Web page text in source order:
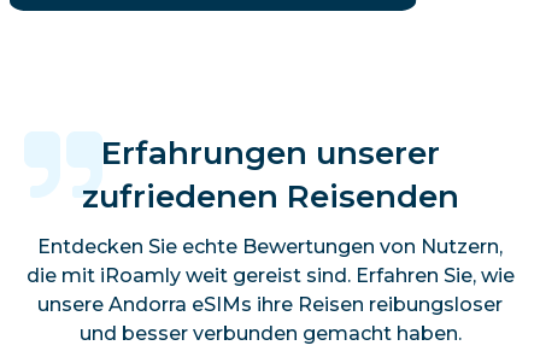
Erfahrungen unserer
zufriedenen Reisenden
Entdecken Sie echte Bewertungen von Nutzern,
die mit iRoamly weit gereist sind. Erfahren Sie, wie
unsere Andorra eSIMs ihre Reisen reibungsloser
und besser verbunden gemacht haben.